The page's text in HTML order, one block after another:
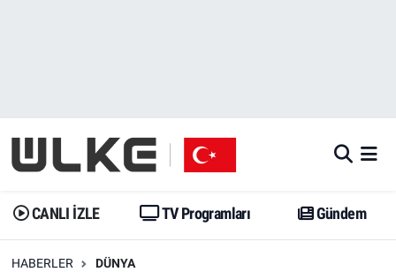
CANLI İZLE TV Programları Gündem
HABERLER DÜNYA
Gündem
Dünya
Gündem
Trend
İstanbul Namaz Vakitleri
Trafik Durumu